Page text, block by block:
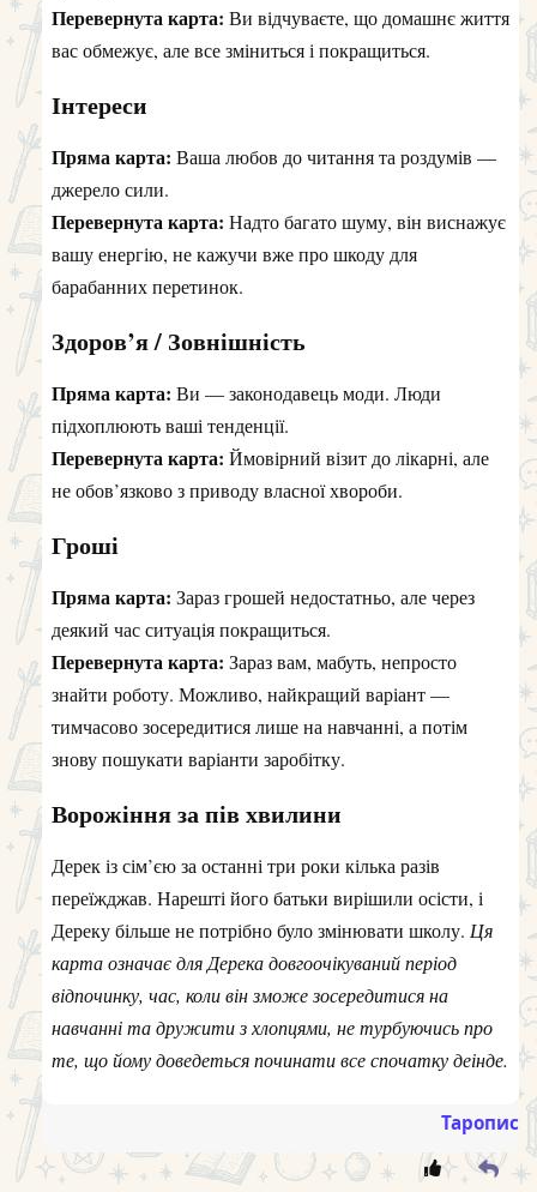
Перевернута карта: Ви відчуваєте, що домашнє життя
вас обмежує, але все зміниться і покращиться.
Інтереси
Пряма карта: Ваша любов до читання та роздумів —
джерело сили.
Перевернута карта: Надто багато шуму, він виснажує
вашу енергію, не кажучи вже про шкоду для
барабанних перетинок.
Здоров’я / Зовнішність
Пряма карта: Ви — законодавець моди. Люди
підхоплюють ваші тенденції.
Перевернута карта: Ймовірний візит до лікарні, але
не обов’язково з приводу власної хвороби.
Гроші
Пряма карта: Зараз грошей недостатньо, але через
деякий час ситуація покращиться.
Перевернута карта: Зараз вам, мабуть, непросто
знайти роботу. Можливо, найкращий варіант —
тимчасово зосередитися лише на навчанні, а потім
знову пошукати варіанти заробітку.
Ворожіння за пів хвилини
Дерек із сім’єю за останні три роки кілька разів
переїжджав. Нарешті його батьки вирішили осісти, і
Дереку більше не потрібно було змінювати школу. Ця
карта означає для Дерека довгоочікуваний період
відпочинку, час, коли він зможе зосередитися на
навчанні та дружити з хлопцями, не турбуючись про
те, що йому доведеться починати все спочатку деінде.
Таропис